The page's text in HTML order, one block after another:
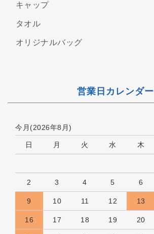
キャップ
タオル
オリジナルバッグ
営業日カレンダー
今月(2026年8月)
日 月 火 水 木
2 3 4 5 6
9 10 11 12 13
16 17 18 19 20